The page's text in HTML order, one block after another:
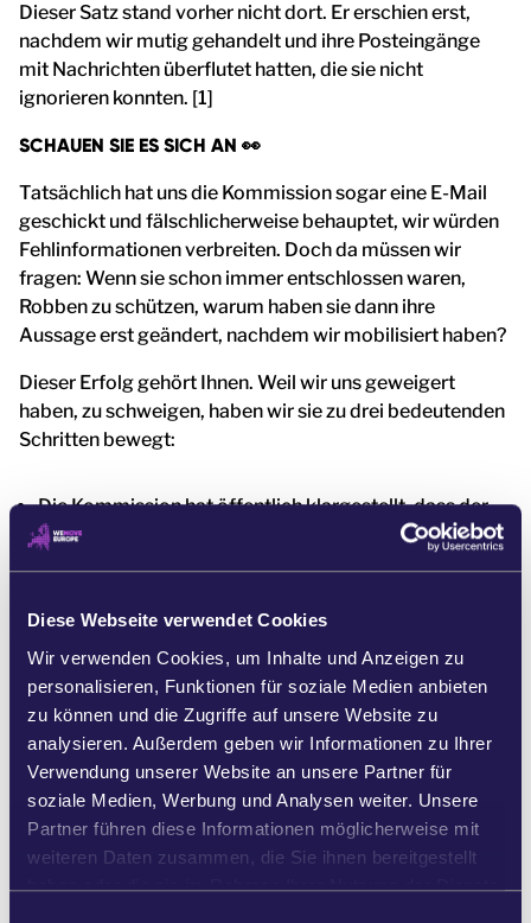
Diese Webseite verwendet Cookies
Wir verwenden Cookies, um Inhalte und Anzeigen zu
personalisieren, Funktionen für soziale Medien anbieten
zu können und die Zugriffe auf unsere Website zu
analysieren. Außerdem geben wir Informationen zu Ihrer
Verwendung unserer Website an unsere Partner für
soziale Medien, Werbung und Analysen weiter. Unsere
Partner führen diese Informationen möglicherweise mit
weiteren Daten zusammen, die Sie ihnen bereitgestellt
haben oder die sie im Rahmen Ihrer Nutzung der Dienste
Dieser Satz stand vorher nicht dort. Er erschien erst,
nachdem wir mutig gehandelt und ihre Posteingänge
mit Nachrichten überflutet hatten, die sie nicht
ignorieren konnten. [1]
SCHAUEN SIE ES SICH AN 👀
Tatsächlich hat uns die Kommission sogar eine E-Mail
geschickt und fälschlicherweise behauptet, wir würden
Fehlinformationen verbreiten. Doch da müssen wir
fragen: Wenn sie schon immer entschlossen waren,
Robben zu schützen, warum haben sie dann ihre
Aussage erst geändert, nachdem wir mobilisiert haben?
Dieser Erfolg gehört Ihnen. Weil wir uns geweigert
haben, zu schweigen, haben wir sie zu drei bedeutenden
Schritten bewegt:
Die Kommission hat öffentlich klargestellt, dass der
EU-Schutz für Robben nicht geschwächt wird.
bekräftigt.
Sie haben direkt auf uns reagiert und damit
bewiesen, dass sie den Druck unserer Bewegung
nicht ignorieren konnten.
Wir haben bereits bewiesen, dass wir die Debatte
beeinflussen können, wenn wir handeln. Jetzt werden wir
an einem Plan arbeiten, um diesen Sieg – und die
Robben – für immer zu schützen.
Wir haben große Fortschritte gemacht! Die Kommission